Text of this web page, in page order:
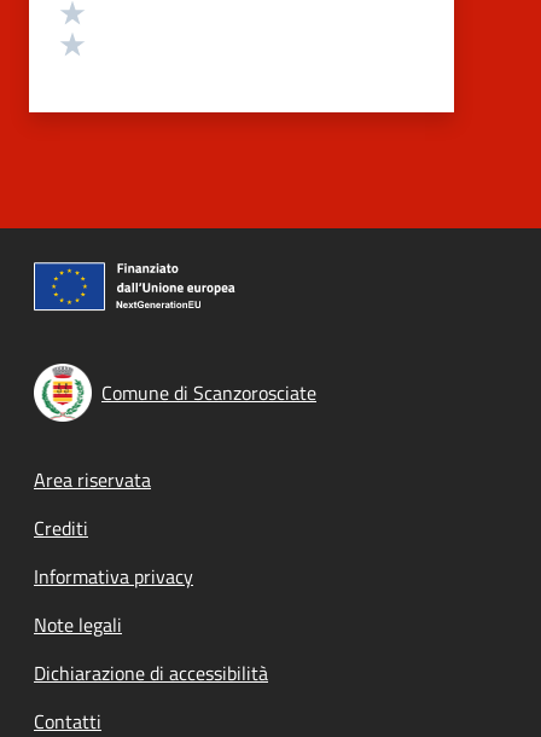
Comune di Scanzorosciate
Footer menu
Area riservata
Crediti
Informativa privacy
Note legali
Dichiarazione di accessibilità
Contatti